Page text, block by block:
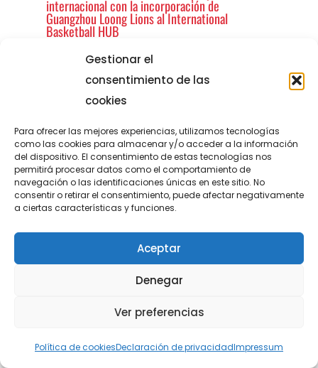
Gestionar el
consentimiento de las
cookies
Para ofrecer las mejores experiencias, utilizamos tecnologías
como las cookies para almacenar y/o acceder a la información
del dispositivo. El consentimiento de estas tecnologías nos
permitirá procesar datos como el comportamiento de
navegación o las identificaciones únicas en este sitio. No
consentir o retirar el consentimiento, puede afectar negativamente
a ciertas características y funciones.
Aceptar
Denegar
Ver preferencias
Política de cookiesDeclaración de privacidadImpressum
internacional con la incorporación de
Guangzhou Loong Lions al International
Basketball HUB
El Lucentum Alicante continúa
dando pasos firmes en su